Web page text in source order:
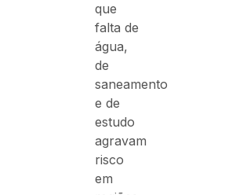
que
falta de
água,
de
saneamento
e de
estudo
agravam
risco
em